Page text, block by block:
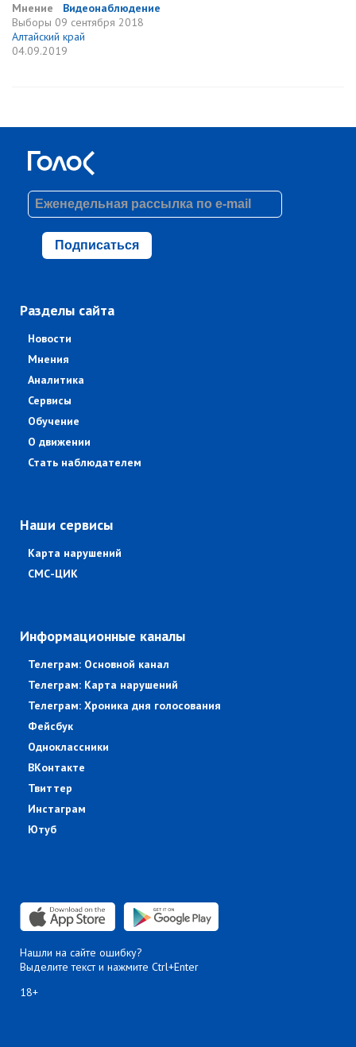
Мнение
Видеонаблюдение
Выборы 09 сентября 2018
Алтайский край
04.09.2019
Подписаться
Разделы сайта
Новости
Мнения
Аналитика
Сервисы
Обучение
О движении
Стать наблюдателем
Наши сервисы
Карта нарушений
СМС-ЦИК
Информационные каналы
Телеграм: Основной канал
Телеграм: Карта нарушений
Телеграм: Хроника дня голосования
Фейсбук
Одноклассники
ВКонтакте
Твиттер
Инстаграм
Ютуб
Нашли на сайте ошибку?
Выделите текст и нажмите Ctrl+Enter
18+